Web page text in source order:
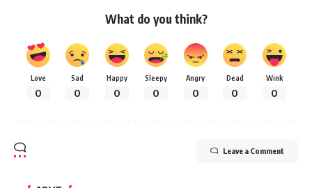
What do you think?
Love
0
Sad
0
Happy
0
Sleepy
0
Angry
0
Dead
0
Wink
0
Leave a Comment